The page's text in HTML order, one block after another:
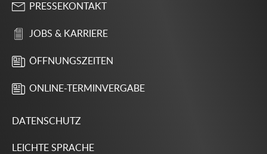
PRESSEKONTAKT
JOBS & KARRIERE
ÖFFNUNGSZEITEN
ONLINE-TERMINVERGABE
DATENSCHUTZ
LEICHTE SPRACHE